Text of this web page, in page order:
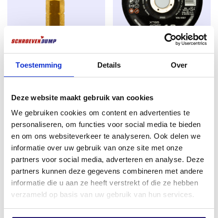
Toestemming Details Over
Deze website maakt gebruik van cookies
We gebruiken cookies om content en advertenties te
personaliseren, om functies voor social media te bieden
en om ons websiteverkeer te analyseren. Ook delen we
informatie over uw gebruik van onze site met onze
partners voor social media, adverteren en analyse. Deze
partners kunnen deze gegevens combineren met andere
informatie die u aan ze heeft verstrekt of die ze hebben
verzameld op basis van uw gebruik van hun services.
Anforderungen an Sicherheit, Gesundheit, Umwelt
und Verbraucherschutz erfüllt.
Wofür sind Spanplattenschrauben geeignet?
Schroevendump Spanplattenschrauben sind perfekt
in verschiedenen Holzarten für den Innenbereich
Multiplex, Plattenmaterial Unterlage. Die idealen
Qualitätsschrauben, um Konstruktionen wie
Vorwandinstallationen, Beplankungsschrauben,
Verkleidungen und Dachkonstruktionen herzustellen
Torx-Schraubengibt es in verschiedenen
Ausführungen. Es gibt ein Teilgewindeund ein
Vollgewinde.Teilgewindebedeutet, dass dieSchraube
nur teilweise mit einem Gewinde versehen ist. Die
Schraubewird häufig zum Festziehen von
Holzverbindungen verwendet. Denken Sie zum
Titan
excl. BTW:€1,64
Nicht vorrätig
1,0mm für Stahl und rostfreien
Stahl
€0,72
excl. BTW:
0,60
Auf Lager